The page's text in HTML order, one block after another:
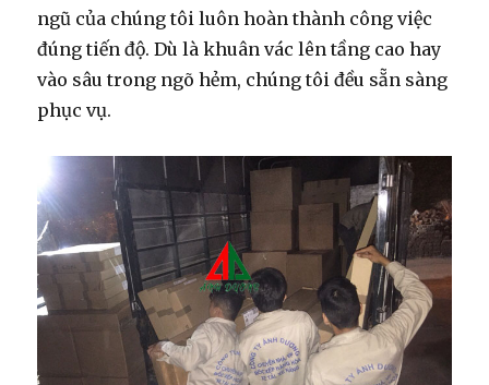
ngũ của chúng tôi luôn hoàn thành công việc
đúng tiến độ. Dù là khuân vác lên tầng cao hay
vào sâu trong ngõ hẻm, chúng tôi đều sẵn sàng
phục vụ.